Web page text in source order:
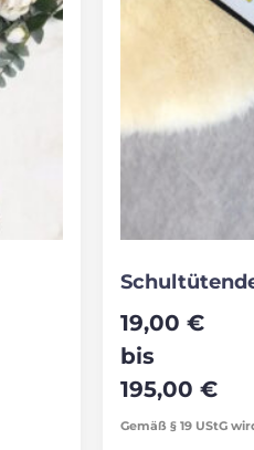
19,00 €
bis
195,00 €
Gemäß § 19 UStG